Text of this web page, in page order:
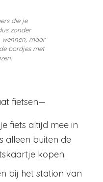
die je
zonder
maar
bordjes met
fietsen—
fiets altijd mee in
alleen buiten de
kopen.
bij het station van